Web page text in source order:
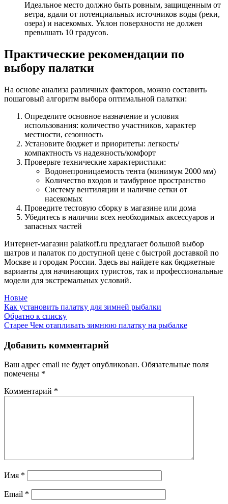
Идеальное место должно быть ровным, защищенным от
ветра, вдали от потенциальных источников воды (реки,
озера) и насекомых. Уклон поверхности не должен
превышать 10 градусов.
Практические рекомендации по
выбору палатки
На основе анализа различных факторов, можно составить
пошаговый алгоритм выбора оптимальной палатки:
Определите основное назначение и условия
использования: количество участников, характер
местности, сезонность
Установите бюджет и приоритеты: легкость/
компактность vs надежность/комфорт
Проверьте технические характеристики:
Водонепроницаемость тента (минимум 2000 мм)
Количество входов и тамбурное пространство
Систему вентиляции и наличие сетки от
насекомых
Проведите тестовую сборку в магазине или дома
Убедитесь в наличии всех необходимых аксессуаров и
запасных частей
Интернет-магазин palatkoff.ru предлагает большой выбор
шатров и палаток по доступной цене с быстрой доставкой по
Москве и городам России. Здесь вы найдете как бюджетные
варианты для начинающих туристов, так и профессиональные
модели для экстремальных условий.
Новые
Как установить палатку для зимней рыбалки
Обратно к списку
Старее Чем отапливать зимнюю палатку на рыбалке
Добавить комментарий
Ваш адрес email не будет опубликован. Обязательные поля
помечены *
Комментарий *
Имя *
Email *